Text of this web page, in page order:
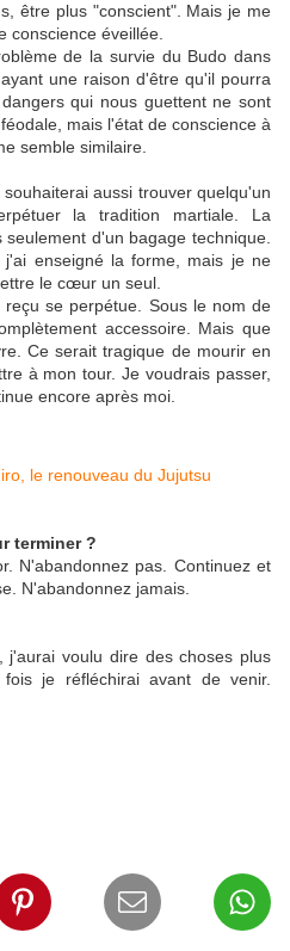
être plus "conscient". Mais je me
conscience éveillée.
de la survie du Budo dans
une raison d'être qu'il pourra
qui nous guettent ne sont
mais l'état de conscience à
semble similaire.
aussi trouver quelqu'un
la tradition martiale. La
d'un bagage technique.
enseigné la forme, mais je ne
le cœur un seul.
se perpétue. Sous le nom de
accessoire. Mais que
Ce serait tragique de mourir en
à mon tour. Je voudrais passer,
encore après moi.
terminer ?
N'abandonnez pas. Continuez et
N'abandonnez jamais.
j'aurai voulu dire des choses plus
je réfléchirai avant de venir.